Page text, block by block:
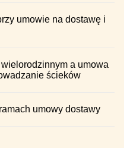
umowie na dostawę i
a umowa
ścieków
umowy dostawy